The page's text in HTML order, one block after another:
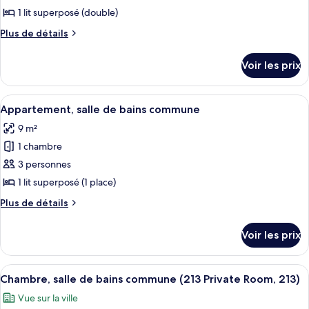
privée
ce
type
de
Appartement
Confort,
salle
de
bains
commune
1 lit superposé (double)
Plus de détails
Plus
le
type
de
chambre
Appartement
Confort,
salle
de
bains
Voir les prix
Afficher
toutes
les
photos
pour
ce
type
de
Appartement,
salle
de
bains
Une cuisine compacte avec des
2
Appartement, salle de bains commune
9 m²
1 chambre
3 personnes
1 lit superposé (1 place)
Plus de détails
Plus
le
type
de
Appartement,
Voir les prix
Afficher
toutes
les
Une petite pièce compacte
2
Chambre, salle de bains commune (213 Private Room, 213)
Vue sur la ville